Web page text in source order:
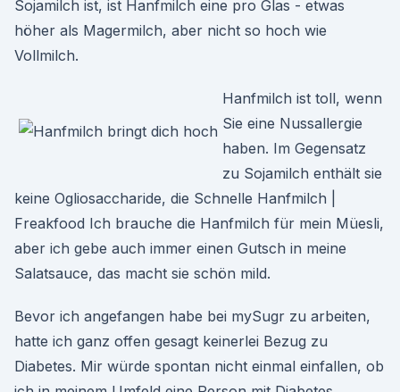
Sojamilch ist, ist Hanfmilch eine pro Glas - etwas
höher als Magermilch, aber nicht so hoch wie
Vollmilch.
Hanfmilch ist toll, wenn
Sie eine Nussallergie
haben. Im Gegensatz
zu Sojamilch enthält sie
keine Ogliosaccharide, die Schnelle Hanfmilch |
Freakfood Ich brauche die Hanfmilch für mein Müesli,
aber ich gebe auch immer einen Gutsch in meine
Salatsauce, das macht sie schön mild.
Bevor ich angefangen habe bei mySugr zu arbeiten,
hatte ich ganz offen gesagt keinerlei Bezug zu
Diabetes. Mir würde spontan nicht einmal einfallen, ob